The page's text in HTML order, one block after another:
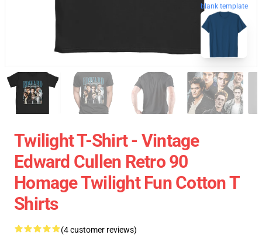
blank template
Twilight T-Shirt - Vintage
Edward Cullen Retro 90
Homage Twilight Fun Cotton T
Shirts
(4 customer reviews)